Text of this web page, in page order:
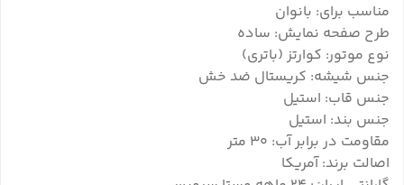
مناسب برای: بانوان
طرح صفحه نمایش: ساده
نوع موتور: کوارتز (باتری)
جنس شیشه: کریستال ضد خش
جنس قاب: استیل
جنس بند: استیل
مقاومت در برابر آب: ۳۰ متر
اصالت برند: آمریکا